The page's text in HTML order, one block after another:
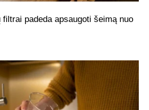
padeda apsaugoti šeimą nuo